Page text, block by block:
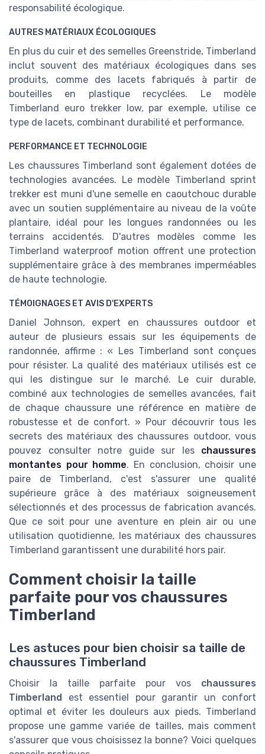
responsabilité écologique.
AUTRES MATÉRIAUX ÉCOLOGIQUES
En plus du cuir et des semelles Greenstride, Timberland
inclut souvent des matériaux écologiques dans ses
produits, comme des lacets fabriqués à partir de
bouteilles en plastique recyclées. Le modèle
Timberland euro trekker low, par exemple, utilise ce
type de lacets, combinant durabilité et performance.
PERFORMANCE ET TECHNOLOGIE
Les chaussures Timberland sont également dotées de
technologies avancées. Le modèle Timberland sprint
trekker est muni d'une semelle en caoutchouc durable
avec un soutien supplémentaire au niveau de la voûte
plantaire, idéal pour les longues randonnées ou les
terrains accidentés. D'autres modèles comme les
Timberland waterproof motion offrent une protection
supplémentaire grâce à des membranes imperméables
de haute technologie.
TÉMOIGNAGES ET AVIS D'EXPERTS
Daniel Johnson, expert en chaussures outdoor et
auteur de plusieurs essais sur les équipements de
randonnée, affirme : « Les Timberland sont conçues
pour résister. La qualité des matériaux utilisés est ce
qui les distingue sur le marché. Le cuir durable,
combiné aux technologies de semelles avancées, fait
de chaque chaussure une référence en matière de
robustesse et de confort. » Pour découvrir tous les
secrets des matériaux des chaussures outdoor, vous
pouvez consulter notre guide sur les chaussures
montantes pour homme. En conclusion, choisir une
paire de Timberland, c'est s'assurer une qualité
supérieure grâce à des matériaux soigneusement
sélectionnés et des processus de fabrication avancés.
Que ce soit pour une aventure en plein air ou une
utilisation quotidienne, les matériaux des chaussures
Timberland garantissent une durabilité hors pair.
Comment choisir la taille
parfaite pour vos chaussures
Timberland
Les astuces pour bien choisir sa taille de
chaussures Timberland
Choisir la taille parfaite pour vos chaussures
Timberland
est essentiel pour garantir un confort
optimal et éviter les douleurs aux pieds. Timberland
propose une gamme variée de tailles, mais comment
s'assurer que vous choisissez la bonne? Voici quelques